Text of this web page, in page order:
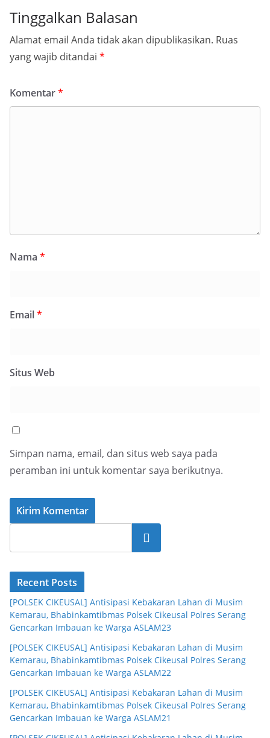
Tinggalkan Balasan
Alamat email Anda tidak akan dipublikasikan. Ruas
yang wajib ditandai *
Komentar*
Nama *
Email*
Situs Web
Simpan nama, email, dan situs web saya pada
peramban ini untuk komentar saya berikutnya.
Cari
Recent Posts
[POLSEK CIKEUSAL] Antisipasi Kebakaran Lahan di Musim
Kemarau, Bhabinkamtibmas Polsek Cikeusal Polres Serang
Gencarkan Imbauan ke Warga ASLAM23
[POLSEK CIKEUSAL] Antisipasi Kebakaran Lahan di Musim
Kemarau, Bhabinkamtibmas Polsek Cikeusal Polres Serang
Gencarkan Imbauan ke Warga ASLAM22
[POLSEK CIKEUSAL] Antisipasi Kebakaran Lahan di Musim
Kemarau, Bhabinkamtibmas Polsek Cikeusal Polres Serang
Gencarkan Imbauan ke Warga ASLAM21